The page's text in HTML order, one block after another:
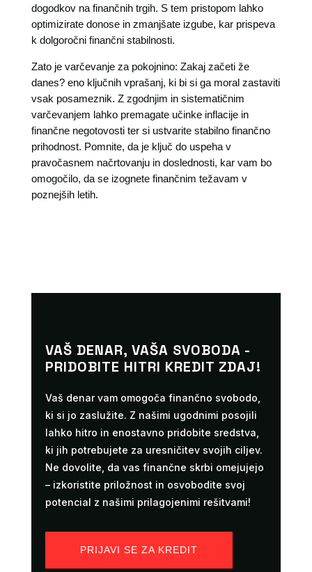
dogodkov na finančnih trgih. S tem pristopom lahko
optimizirate donose in zmanjšate izgube, kar prispeva
k dolgoročni finančni stabilnosti.
Zato je varčevanje za pokojnino: Zakaj začeti že
danes? eno ključnih vprašanj, ki bi si ga moral zastaviti
vsak posameznik. Z zgodnjim in sistematičnim
varčevanjem lahko premagate učinke inflacije in
finančne negotovosti ter si ustvarite stabilno finančno
prihodnost. Pomnite, da je ključ do uspeha v
pravočasnem načrtovanju in doslednosti, kar vam bo
omogočilo, da se izognete finančnim težavam v
poznejših letih.
VAŠ DENAR, VAŠA SVOBODA -
PRIDOBITE HITRI KREDIT ZDAJ!
Vaš denar vam omogoča finančno svobodo,
ki si jo zaslužite. Z našimi ugodnimi posojili
lahko hitro in enostavno pridobite sredstva,
ki jih potrebujete za uresničitev svojih ciljev.
Ne dovolite, da vas finančne skrbi omejujejo
– izkoristite priložnost in osvobodite svoj
potencial z našimi prilagojenimi rešitvami!
PRIJAVI SE ZA KREDIT